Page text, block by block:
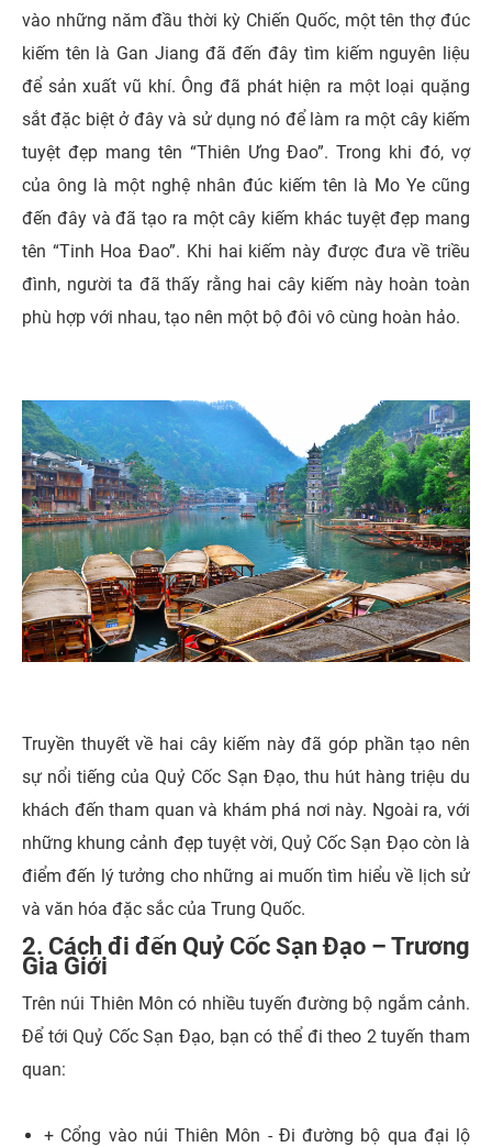
vào những năm đầu thời kỳ Chiến Quốc, một tên thợ đúc
kiếm tên là Gan Jiang đã đến đây tìm kiếm nguyên liệu
để sản xuất vũ khí. Ông đã phát hiện ra một loại quặng
sắt đặc biệt ở đây và sử dụng nó để làm ra một cây kiếm
tuyệt đẹp mang tên “Thiên Ưng Đao”. Trong khi đó, vợ
của ông là một nghệ nhân đúc kiếm tên là Mo Ye cũng
đến đây và đã tạo ra một cây kiếm khác tuyệt đẹp mang
tên “Tinh Hoa Đao”. Khi hai kiếm này được đưa về triều
đình, người ta đã thấy rằng hai cây kiếm này hoàn toàn
phù hợp với nhau, tạo nên một bộ đôi vô cùng hoàn hảo.
Truyền thuyết về hai cây kiếm này đã góp phần tạo nên
sự nổi tiếng của Quỷ Cốc Sạn Đạo, thu hút hàng triệu du
khách đến tham quan và khám phá nơi này. Ngoài ra, với
những khung cảnh đẹp tuyệt vời, Quỷ Cốc Sạn Đạo còn là
điểm đến lý tưởng cho những ai muốn tìm hiểu về lịch sử
và văn hóa đặc sắc của Trung Quốc.
2. Cách đi đến Quỷ Cốc Sạn Đạo – Trương
Gia Giới
Trên núi Thiên Môn có nhiều tuyến đường bộ ngắm cảnh.
Để tới Quỷ Cốc Sạn Đạo, bạn có thể đi theo 2 tuyến tham
quan:
+ Cổng vào núi Thiên Môn - Đi đường bộ qua đại lộ